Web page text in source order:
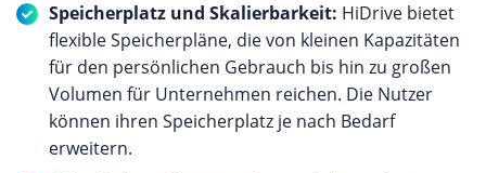
Speicherplatz und Skalierbarkeit: HiDrive bietet
flexible Speicherpläne, die von kleinen Kapazitäten
für den persönlichen Gebrauch bis hin zu großen
Volumen für Unternehmen reichen. Die Nutzer
können ihren Speicherplatz je nach Bedarf
erweitern.